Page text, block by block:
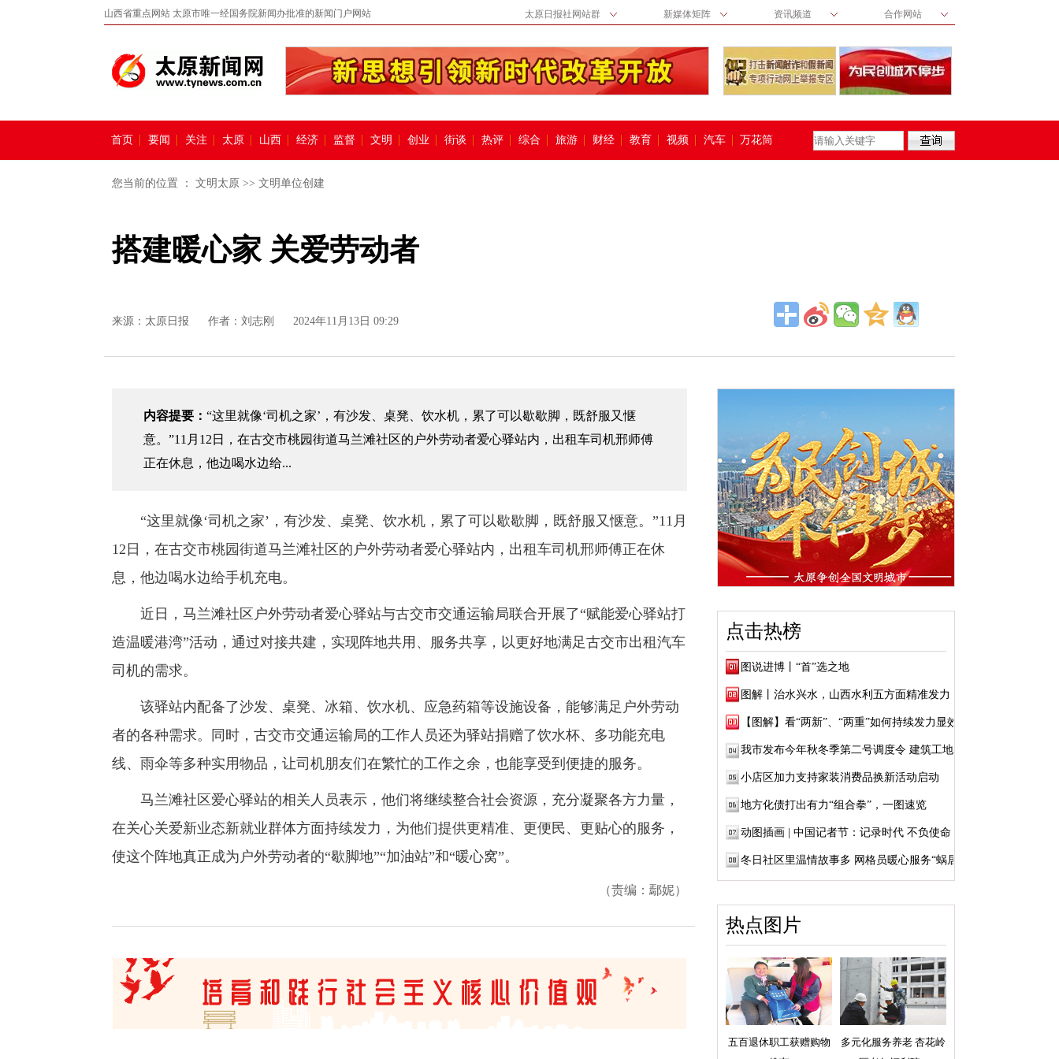
山西省重点网站 太原市唯一经国务院新闻办批准的新闻门户网站 太原日报社网站群 新媒体矩阵 资讯频道 合作网站
首页 要闻 关注 太原 山西 经济 监督 文明 创业 街谈 热评 综合 旅游 财经 教育 视频 汽车 万花筒
您当前的位置 ： 文明太原 >> 文明单位创建
搭建暖心家 关爱劳动者
来源： 太原日报 作者：刘志刚 2024年11月13日 09:29
内容提要： “这里就像‘司机之家’，有沙发、桌凳、饮水机，累了可以歇歇脚，既舒服又惬
意。”11月12日，在古交市桃园街道马兰滩社区的户外劳动者爱心驿站内，出租车司机邢师傅
正在休息，他边喝水边给...
“这里就像‘司机之家’，有沙发、桌凳、饮水机，累了可以歇歇脚，既舒服又惬意。”11月
12日，在古交市桃园街道马兰滩社区的户外劳动者爱心驿站内，出租车司机邢师傅正在休
息，他边喝水边给手机充电。
近日，马兰滩社区户外劳动者爱心驿站与古交市交通运输局联合开展了“赋能爱心驿站打
造温暖港湾”活动，通过对接共建，实现阵地共用、服务共享，以更好地满足古交市出租汽车
司机的需求。
该驿站内配备了沙发、桌凳、冰箱、饮水机、应急药箱等设施设备，能够满足户外劳动
者的各种需求。同时，古交市交通运输局的工作人员还为驿站捐赠了饮水杯、多功能充电
线、雨伞等多种实用物品，让司机朋友们在繁忙的工作之余，也能享受到便捷的服务。
马兰滩社区爱心驿站的相关人员表示，他们将继续整合社会资源，充分凝聚各方力量，
在关心关爱新业态新就业群体方面持续发力，为他们提供更精准、更便民、更贴心的服务，
使这个阵地真正成为户外劳动者的“歇脚地”“加油站”和“暖心窝”。
（责编：鄢妮）
点击热榜
图说进博丨“首”选之地
图解丨治水兴水，山西水利五方面精准发力
【图解】看“两新”、“两重”如何持续发力显效
我市发布今年秋冬季第二号调度令 建筑工地暂...
小店区加力支持家装消费品换新活动启动
地方化债打出有力“组合拳”，一图速览
动图插画 | 中国记者节：记录时代 不负使命
冬日社区里温情故事多 网格员暖心服务“蜗居...
热点图片
五百退休职工获赠购物
多元化服务养老 杏花岭